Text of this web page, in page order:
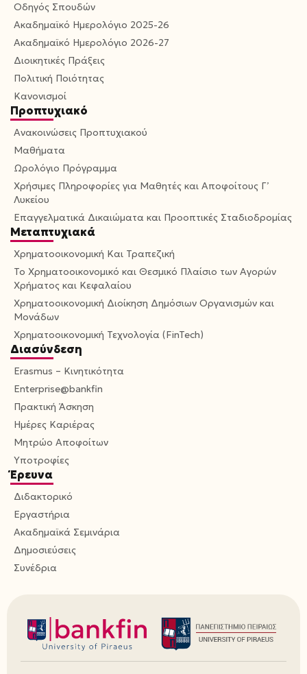
Οδηγός Σπουδών
Ακαδημαϊκό Ημερολόγιο 2025-26
Ακαδημαϊκό Ημερολόγιο 2026-27
Διοικητικές Πράξεις
Πολιτική Ποιότητας
Κανονισμοί
Προπτυχιακό
Ανακοινώσεις Προπτυχιακού
Μαθήματα
Ωρολόγιο Πρόγραμμα
Χρήσιμες Πληροφορίες για Μαθητές και Αποφοίτους Γ’
Λυκείου
Επαγγελματικά Δικαιώματα και Προοπτικές Σταδιοδρομίας
Μεταπτυχιακά
Χρηματοοικονομική Και Τραπεζική
Το Χρηματοοικονομικό και Θεσμικό Πλαίσιο των Αγορών
Χρήματος και Κεφαλαίου
Χρηματοοικονομική Διοίκηση Δημόσιων Οργανισμών και
Μονάδων
Χρηματοοικονομική Τεχνολογία (FinTech)
Διασύνδεση
Erasmus – Κινητικότητα
Enterprise@bankfin
Πρακτική Άσκηση
Ημέρες Καριέρας
Μητρώο Αποφοίτων
Υποτροφίες
Έρευνα
Διδακτορικό
Εργαστήρια
Ακαδημαϊκά Σεμινάρια
Δημοσιεύσεις
Συνέδρια